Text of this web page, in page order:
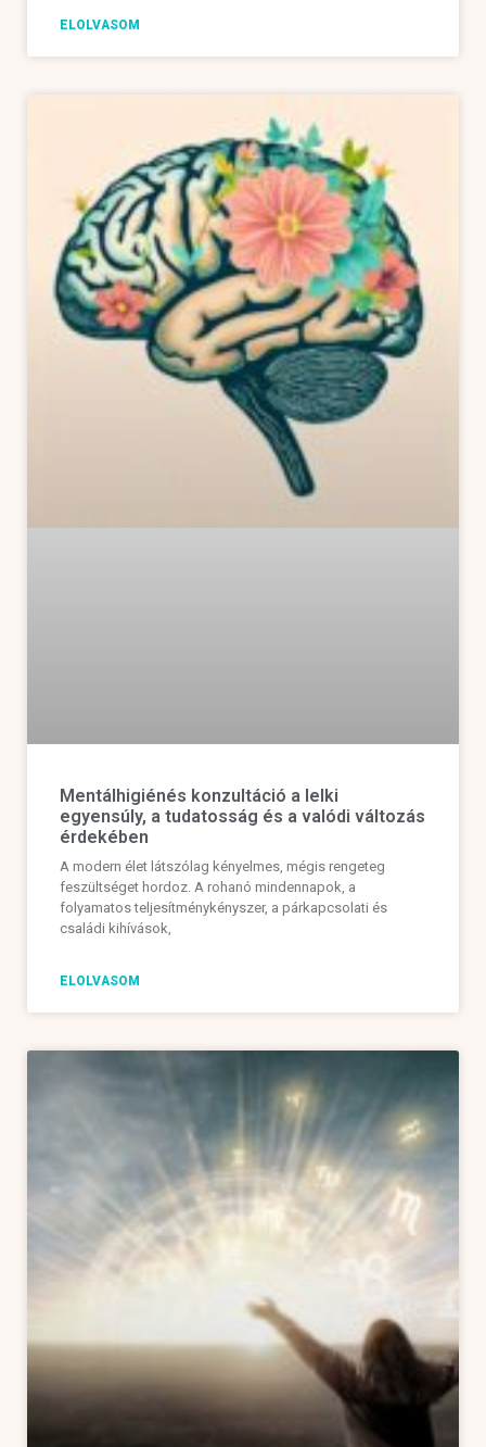
ELOLVASOM
Mentálhigiénés konzultáció a lelki
egyensúly, a tudatosság és a valódi változás
érdekében
A modern élet látszólag kényelmes, mégis rengeteg
feszültséget hordoz. A rohanó mindennapok, a
folyamatos teljesítménykényszer, a párkapcsolati és
családi kihívások,
ELOLVASOM